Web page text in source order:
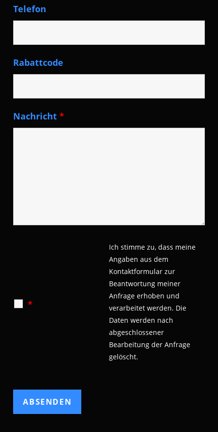
Telefon
Rabattcode
Nachricht*
*
Ich stimme zu, dass meine
Angaben aus dem
Kontaktformular zur
Beantwortung meiner
Anfrage erhoben und
verarbeitet werden. Die
Daten werden nach
abgeschlossener
Bearbeitung der Anfrage
gelöscht.